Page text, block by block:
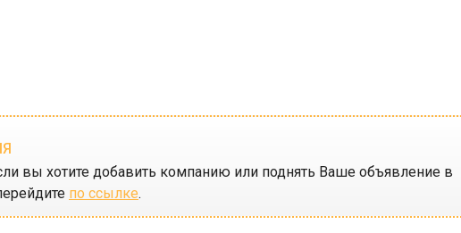
вы хотите добавить компанию или поднять Ваше объявление в
по ссылке.